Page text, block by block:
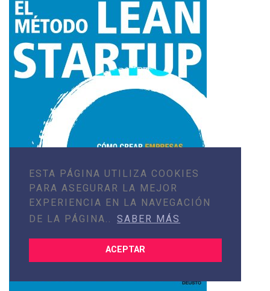
ESTA PÁGINA UTILIZA COOKIES
PARA ASEGURAR LA MEJOR
EXPERIENCIA EN LA NAVEGACIÓN
DE LA PÁGINA..
SABER MÁS
ACEPTAR